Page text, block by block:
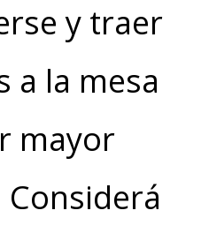
y traer
a la mesa
mayor